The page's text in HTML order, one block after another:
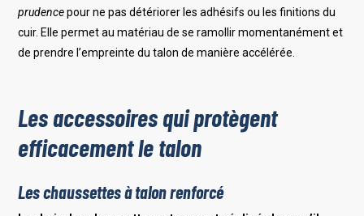
prudencepour ne pas détériorer les adhésifs ou les finitions du
cuir. Elle permet au matériau de se ramollir momentanément et
de prendre l’empreinte du talon de manière accélérée.
Les accessoires qui protègent
efficacement le talon
Les chaussettes à talon renforcé